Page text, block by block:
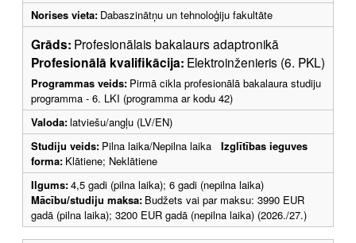
Norises vieta: Dabaszinātņu un tehnoloģiju fakultāte
Grāds: Profesionālais bakalaurs adaptronikā
Profesionālā kvalifikācija: Elektroinženieris (6. PKL)
Programmas veids: Pirmā cikla profesionālā bakalaura studiju
programma - 6. LKI (programma ar kodu 42)
Valoda:latviešu/angļu (LV/EN)
Studiju veids: Pilna laika/Nepilna laika Izglītības ieguves
forma: Klātiene; Neklātiene
Ilgums:4,5 gadi (pilna laika); 6 gadi (nepilna laika)
Mācību/studiju maksa: Budžets vai par maksu: 3990 EUR
gadā (pilna laika); 3200 EUR gadā (nepilna laika) (2026./27.)